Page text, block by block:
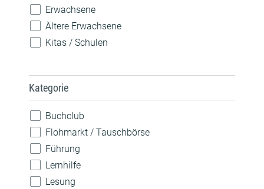
Erwachsene
Ältere Erwachsene
Kitas / Schulen
Kategorie
Buchclub
Flohmarkt / Tauschbörse
Führung
Lernhilfe
Lesung